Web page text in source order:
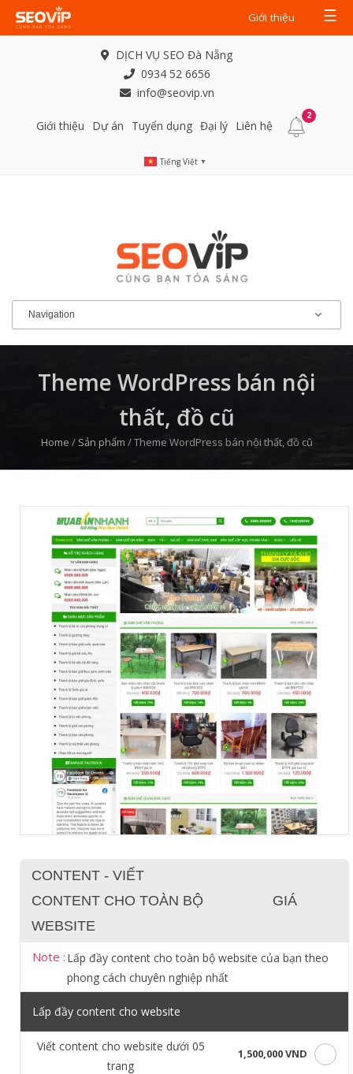
Giới thiệu ☰
DỊCH VỤ SEO Đà Nẵng
0934 52 6656
info@seovip.vn
Giới thiệu Dự án Tuyển dụng Đại lý Liên hệ
2
Tiếng Việt ▼
Theme WordPress bán nội
thất, đồ cũ
Home / Sản phẩm /Theme WordPress bán nội thất, đồ cũ
CONTENT - VIẾT
CONTENT CHO TOÀN BỘ
WEBSITE
GIÁ
Note : Lấp đầy content cho toàn bộ website của bạn theo
phong cách chuyên nghiệp nhất
Lấp đầy content cho website
Viết content cho website dưới 05
trang
1,500,000 VND